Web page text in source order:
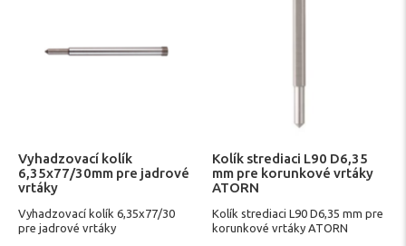
Vyhadzovací kolík
6,35x77/30mm pre jadrové
vrtáky
Vyhadzovací kolík 6,35x77/30
pre jadrové vrtáky
Kolík strediaci L90 D6,35
mm pre korunkové vrtáky
ATORN
Kolík strediaci L90 D6,35 mm pre
korunkové vrtáky ATORN